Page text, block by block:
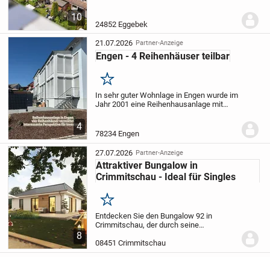
10
von Eggebek. Die gesamte Anlage
umfasst...
24852 Eggebek
4
21.07.2026 Partner-Anzeige
Engen - 4 Reihenhäuser teilbar
Merken
In sehr guter Wohnlage in Engen wurde im
Jahr 2001 eine Reihenhausanlage mit
Terrassen errichtet und die Häuser
erhielten einen...
78234 Engen
8
27.07.2026 Partner-Anzeige
Attraktiver Bungalow in
Crimmitschau - Ideal für Singles
Merken
Entdecken Sie den Bungalow 92 in
Crimmitschau, der durch seine
m² bieten 4 Zimmer ausreichend Platz für
individuelles Wohnen. Genießen Sie die
08451 Crimmitschau